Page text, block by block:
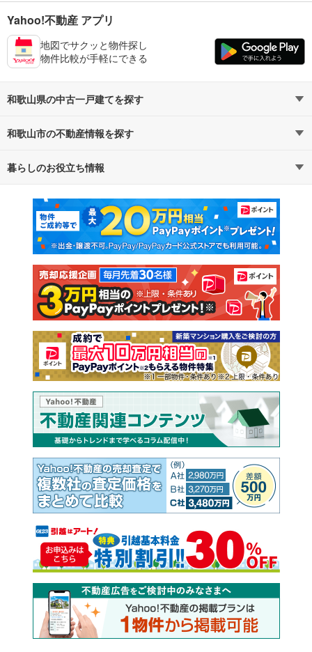
Yahoo!不動産 アプリ
地図でサクッと物件探し
物件比較が手軽にできる
和歌山県の中古一戸建てを探す
路線・駅から探す
通勤・通学時間から探す
和歌山市の不動産情報を探す
不動産・住宅
新築マンション 中古マンション
新築一戸建て 中古一戸建て
注文住宅 土地
売却査定
暮らしのお役立ち情報
マンションカタログ 教えて！住まいの先生